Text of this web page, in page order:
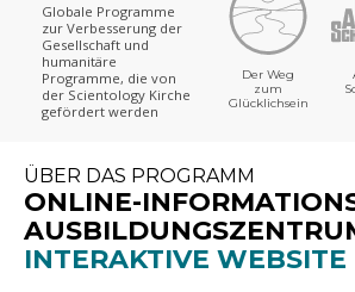
Globale Programme
zur Verbesserung der
Gesellschaft und
humanitäre
Programme, die von
der Scientology Kirche
gefördert werden
Der Weg
zum
Glücklichsein
ÜBER DAS PROGRAMM
ONLINE-
INTERAKTIVE WEBSITE